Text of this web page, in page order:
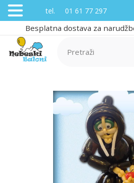
Besplatna dostava za
tel. 01 61 77 297